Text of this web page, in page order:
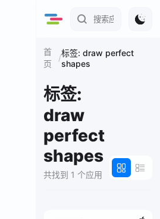
首
页
/标签: draw perfect
shapes
标签:
draw
perfect
shapes
共找到 1 个应用